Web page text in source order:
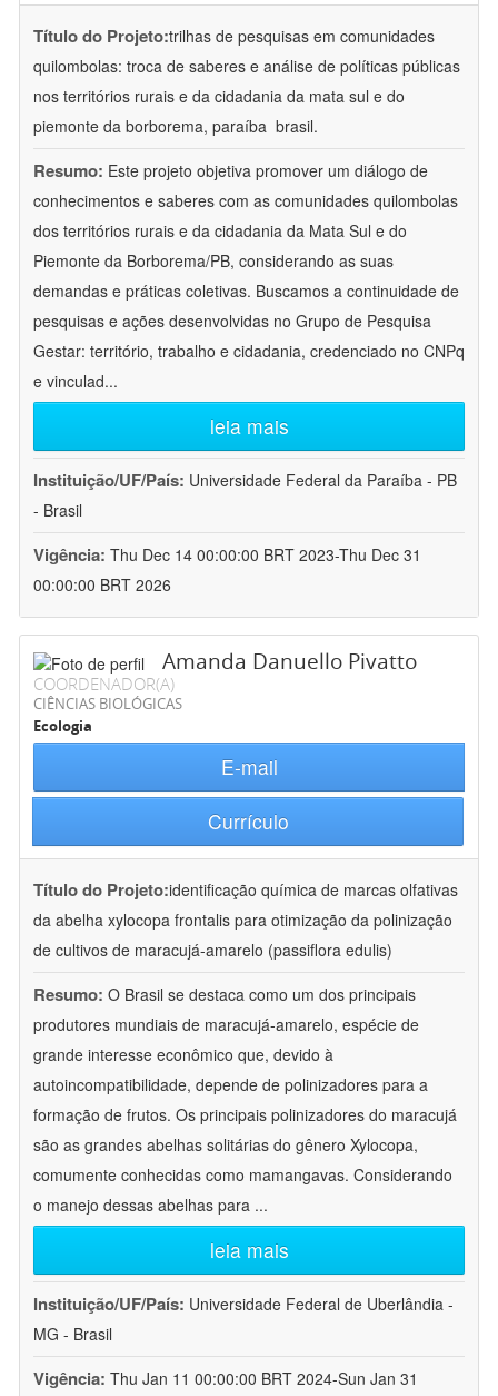
Título do Projeto:trilhas de pesquisas em comunidades
quilombolas: troca de saberes e análise de políticas públicas
nos territórios rurais e da cidadania da mata sul e do
piemonte da borborema, paraíba  brasil.
Resumo: Este projeto objetiva promover um diálogo de
conhecimentos e saberes com as comunidades quilombolas
dos territórios rurais e da cidadania da Mata Sul e do
Piemonte da Borborema/PB, considerando as suas
demandas e práticas coletivas. Buscamos a continuidade de
pesquisas e ações desenvolvidas no Grupo de Pesquisa
Gestar: território, trabalho e cidadania, credenciado no CNPq
e vinculad...
leia mais
Instituição/UF/País: Universidade Federal da Paraíba - PB
- Brasil
Vigência: Thu Dec 14 00:00:00 BRT 2023-Thu Dec 31
00:00:00 BRT 2026
Amanda Danuello Pivatto
COORDENADOR(A)
CIÊNCIAS BIOLÓGICAS
Ecologia
E-mail
Currículo
Título do Projeto:identificação química de marcas olfativas
da abelha xylocopa frontalis para otimização da polinização
de cultivos de maracujá-amarelo (passiflora edulis)
Resumo: O Brasil se destaca como um dos principais
produtores mundiais de maracujá-amarelo, espécie de
grande interesse econômico que, devido à
autoincompatibilidade, depende de polinizadores para a
formação de frutos. Os principais polinizadores do maracujá
são as grandes abelhas solitárias do gênero Xylocopa,
comumente conhecidas como mamangavas. Considerando
o manejo dessas abelhas para ...
leia mais
Instituição/UF/País: Universidade Federal de Uberlândia -
MG - Brasil
Vigência: Thu Jan 11 00:00:00 BRT 2024-Sun Jan 31